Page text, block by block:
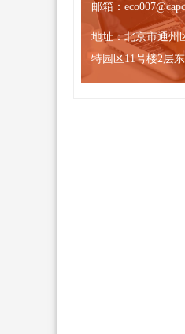
邮箱：
地址：北京市通州
特园区11号楼2层